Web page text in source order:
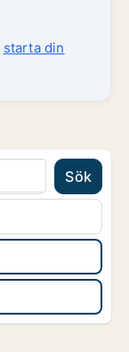
starta din
Sök